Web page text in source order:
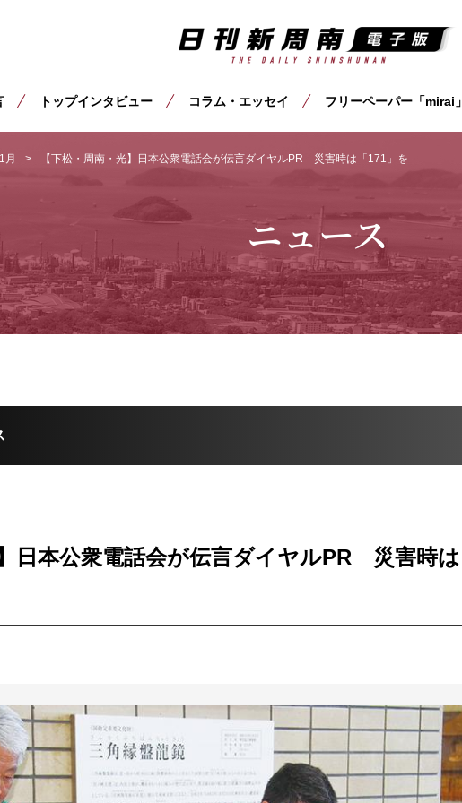
トップインタビュー コラム・エッセイ フリーペーパー「mirai」
月 【下松・周南・光】日本公衆電話会が伝言ダイヤルPR 災害時は「171」を
ニュース
】日本公衆電話会が伝言ダイヤルPR 災害時は